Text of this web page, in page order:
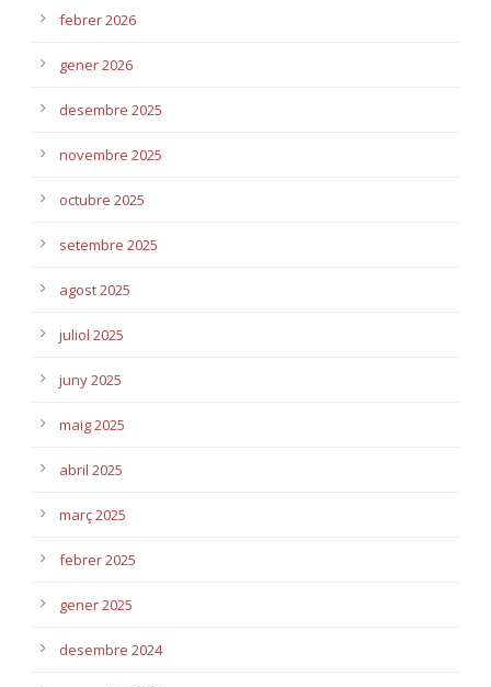
febrer 2026
gener 2026
desembre 2025
novembre 2025
octubre 2025
setembre 2025
agost 2025
juliol 2025
juny 2025
maig 2025
abril 2025
març 2025
febrer 2025
gener 2025
desembre 2024